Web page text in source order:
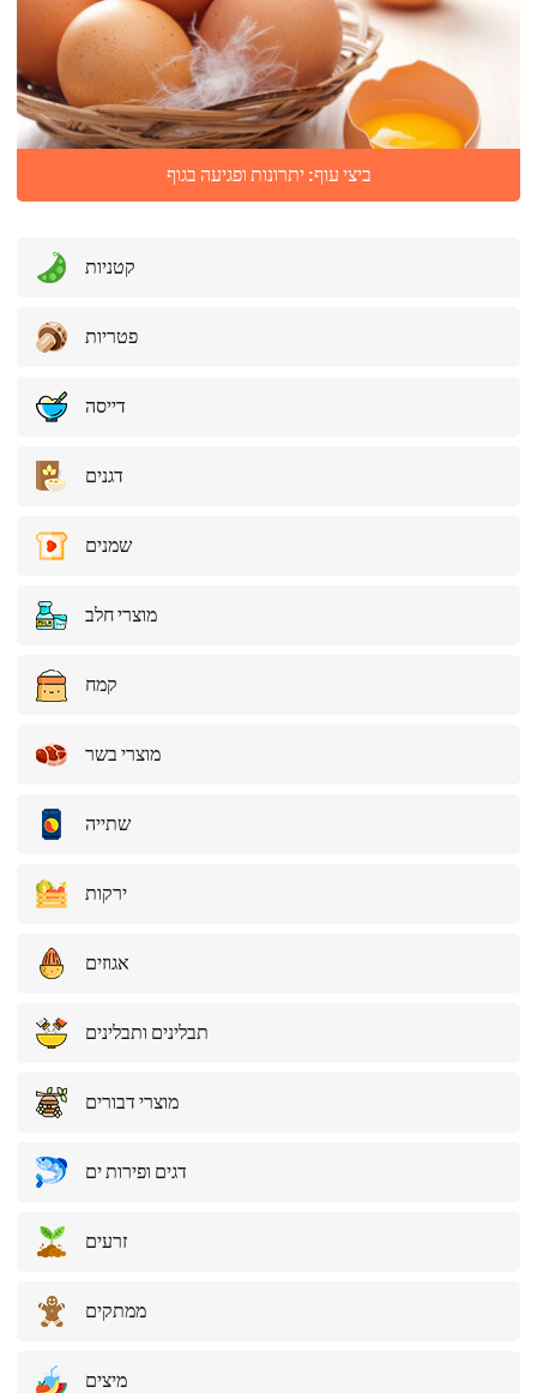
ביצי עוף: יתרונות ופגיעה בגוף
קטניות
פטריות
דייסה
דגנים
שמנים
מוצרי חלב
קמח
מוצרי בשר
שתייה
ירקות
אגוזים
תבלינים ותבלינים
מוצרי דבורים
דגים ופירות ים
זרעים
ממתקים
מיצים